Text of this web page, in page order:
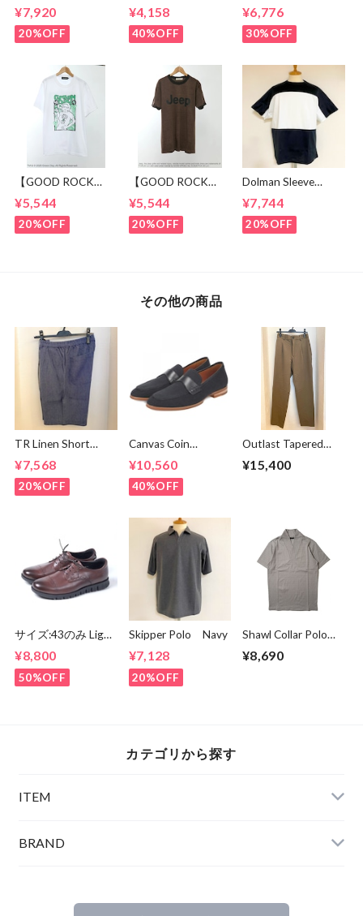
¥7,920
20%OFF
Cut & Sewn Navy
¥4,158
40%OFF
shirts Brown
¥6,776
30%OFF
【GOOD ROCK
DAY “Kerplunk!”
Front & Back
Graphic T-Shirt
¥5,544
20%OFF
【GOOD ROCK
Classic Logo Graphic
Ringer T-Shirt
Brown
¥5,544
20%OFF
Dolman Sleeve
Sewn Black /
White
¥7,744
20%OFF
その他の商品
TR Linen Short
¥7,568
20%OFF
Canvas Coin
¥10,560
40%OFF
Outlast Tapered
¥15,400
サイズ:43のみ Light
Derby Shoes Dark
Brown
¥8,800
50%OFF
Skipper Polo Navy
¥7,128
20%OFF
Shawl Collar Polo
¥8,690
カテゴリから探す
ITEM
BRAND